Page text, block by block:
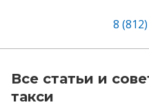
8
Все статьи и
такси